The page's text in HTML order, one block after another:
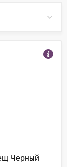
Черный